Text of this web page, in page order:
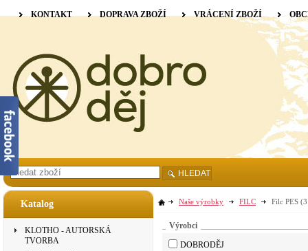
Katalog
KLOTHO - AUTORSKÁ
TVORBA
Naše výrobky FILC Filc PES
Výrobci
DOBRODĚJ
KONTAKT DOPRAVA ZBOŽÍ VRÁCENÍ ZBOŽÍ
HLEDAT